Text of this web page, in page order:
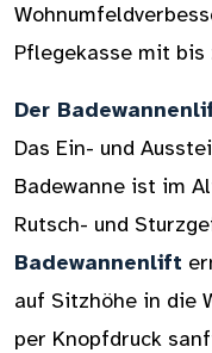
Pflegekasse mit bis
Der
Das Ein- und
Badewanne ist im
Rutsch- und
Badewannenlift
auf Sitzhöhe in die
per Knopfdruck